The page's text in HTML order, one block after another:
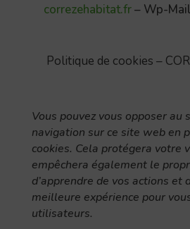
correzehabitat.fr– Wp-
Politique de cookies –
Vous pouvez vous opposer au
navigation sur ce site web en
cookies. Cela protégera votre
empêchera également le
d’apprendre de vos actions et
meilleure expérience pour
utilisateurs.